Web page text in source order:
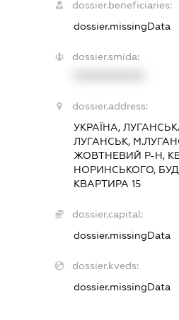
dossier.beneficiaries:
dossier.missingData
dossier.smida:
dossier.address:
УКРАЇНА,
ЛУГАНСЬК,
ЖОВТНЕВИЙ Р-Н,
НОРИНСЬКОГО,
КВАРТИРА 15
dossier.capital:
dossier.missingData
dossier.kveds:
dossier.missingData